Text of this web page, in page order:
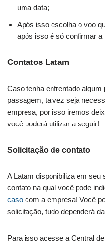
uma data;
Após isso escolha o voo
após isso é só confirmar a
Contatos Latam
Caso tenha enfrentado
passagem, talvez seja
empresa, por isso iremos
você poderá utilizar a seguir!
Solicitação de contato
A Latam disponibiliza em seu
contato na qual você pode
caso com a empresa! Você
solicitação, tudo dependerá
Para isso acesse a Central